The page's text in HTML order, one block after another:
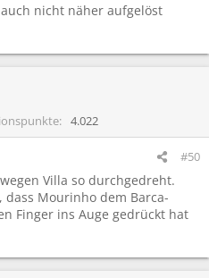
nicht näher aufgelöst
4.022
#50
Villa so durchgedreht.
Mourinho dem Barca-
Finger ins Auge gedrückt hat